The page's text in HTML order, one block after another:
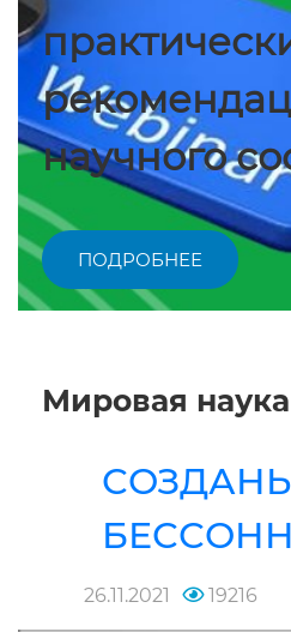
научного
ПОДРОБНЕЕ
Мировая наука
26.11.2021 19216